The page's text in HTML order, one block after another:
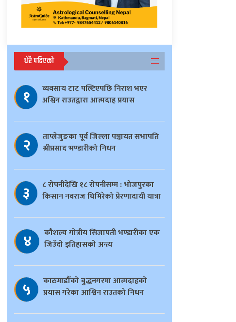
धेरै पढिएको
१
व्यवसाय टाट पल्टिएपछि निराश भएर
अश्विन राउतद्वारा आत्मदाह प्रयास
२
ताप्लेजुङका पूर्व जिल्ला पञ्चायत सभापति
श्रीप्रसाद भण्डारीको निधन
३
८ रोपनीदेखि १८ रोपनीसम्म : भोजपुरका
किसान नवराज घिमिरेको प्रेरणादायी यात्रा
४
काैशल्य गोत्रीय सिजापती भण्डारीका एक
जिउँदो इतिहासको अन्त्य
५
काठमाडौँको बुद्धनगरमा आत्मदाहको
प्रयास गरेका आश्विन राउतको निधन